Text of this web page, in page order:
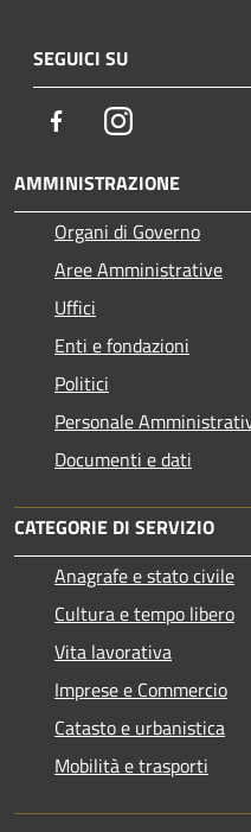
SEGUICI SU
FacebookInstagram
AMMINISTRAZIONE
Organi di Governo
Aree Amministrative
Uffici
Enti e fondazioni
Politici
Personale
Documenti e dati
CATEGORIE DI SERVIZIO
Anagrafe e stato civile
Cultura e tempo libero
Vita lavorativa
Imprese e Commercio
Catasto e urbanistica
Mobilità e trasporti